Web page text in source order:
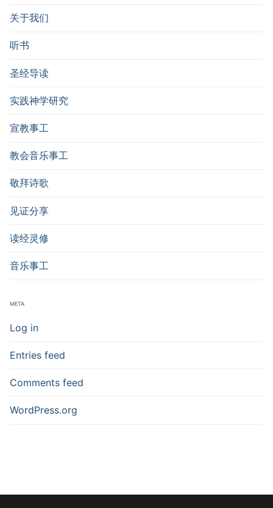
关于我们
听书
圣经导读
实践神学研究
宣教事工
教会音乐事工
敬拜诗歌
见证分享
读经灵修
音乐事工
META
Log in
Entries feed
Comments feed
WordPress.org